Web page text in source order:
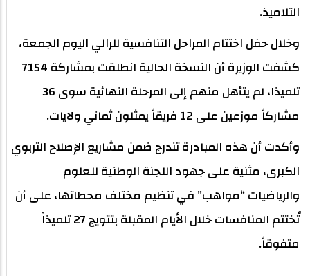
التلاميذ.
وخلال حفل اختتام المراحل التنافسية للرالي اليوم الجمعة،
كشفت الوزيرة أن النسخة الحالية انطلقت بمشاركة 7154
تلميذا، لم يتأهل منهم إلى المرحلة النهائية سوى 36
مشاركاً موزعين على 12 فريقاً يمثلون ثماني ولايات.
وأكدت أن هذه المبادرة تندرج ضمن مشاريع الإصلاح التربوي
الكبرى، مثنية على جهود اللجنة الوطنية للعلوم
والرياضيات “مواهب” في تنظيم مختلف محطاتها، على أن
تُختتم المنافسات خلال الأيام المقبلة بتتويج 27 تلميذاً
متفوقاً.